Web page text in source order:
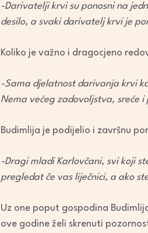
-Darivatelji krvi su ponosni na
desilo, a svaki darivatelj krvi je
Koliko je važno i dragocjeno
-Sama djelatnost darivanja krvi
Nema većeg zadovoljstva, sreće i
Budimlija je podijelio i završnu
-Dragi mladi Karlovčani, svi koji
pregledat če vas liječnici, a ako
Uz one poput gospodina
ove godine želi skrenuti